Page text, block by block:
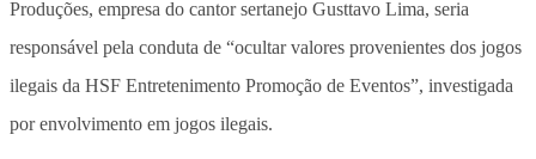
Produções, empresa do cantor sertanejo Gusttavo Lima, seria
responsável pela conduta de “ocultar valores provenientes dos jogos
ilegais da HSF Entretenimento Promoção de Eventos”, investigada
por envolvimento em jogos ilegais.